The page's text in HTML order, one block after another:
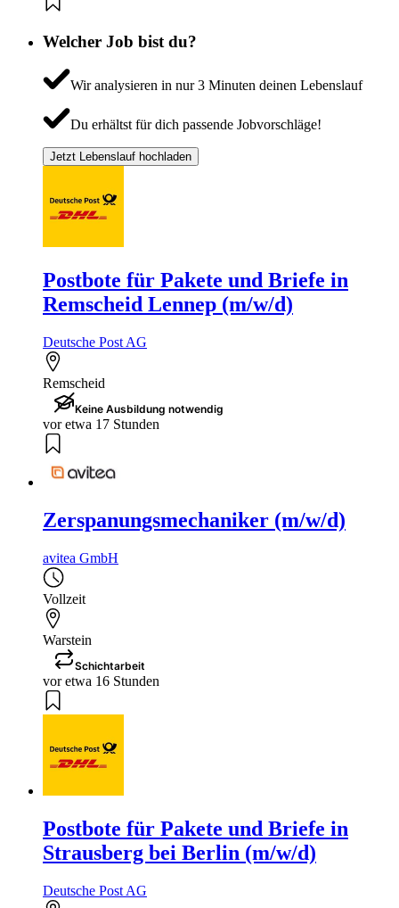
Welcher Job bist du?
Wir analysieren in nur 3 Minuten deinen Lebenslauf
Du erhältst für dich passende Jobvorschläge!
Jetzt Lebenslauf hochladen
Postbote für Pakete und Briefe in
Remscheid Lennep (m/w/d)
Deutsche Post AG
Remscheid
Keine Ausbildung notwendig
vor etwa 17 Stunden
Zerspanungsmechaniker (m/w/d)
avitea GmbH
Vollzeit
Warstein
Schichtarbeit
vor etwa 16 Stunden
Postbote für Pakete und Briefe in
Strausberg bei Berlin (m/w/d)
Deutsche Post AG